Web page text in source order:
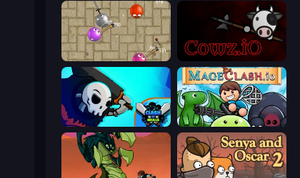
Balloons.io cowz.io
Clash of Skulls Mageclash.io